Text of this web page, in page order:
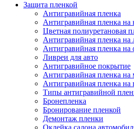
Защита пленкой
Антигравийная пленка
Антигравийная пленка на
Цветная полиуретановая
Антигравийная пленка на
Антигравийная пленка на
Ливреи для авто
Антигравийное покрытие
Антигравийная пленка на
Антигравийная пленка на
Типы антигравийной
Бронепленка
Бронирование пленкой
Демонтаж пленки
Оклейка салона